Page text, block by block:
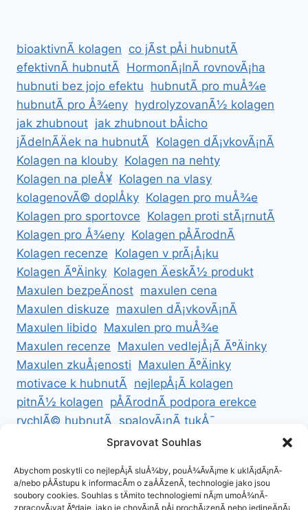
bioaktivnÃ­ kolagen co jÃ­st pÅi hubnutÃ­
efektivnÃ­ hubnutÃ­ HormonÃ¡lnÃ­ rovnovÃ¡ha
hubnuti bez jojo efektu hubnutÃ­ pro muÅ¾e
hubnutÃ­ pro Å¾eny hydrolyzovanÃ½ kolagen
jak zhubnout jak zhubnout bÅicho
jÃ­delnÃ­Äek na hubnutÃ­ Kolagen dÃ¡vkovÃ¡nÃ­
Kolagen na klouby Kolagen na nehty
Kolagen na pleÅ¥ Kolagen na vlasy
kolagenovÃ© doplÅky Kolagen pro muÅ¾e
Kolagen pro sportovce Kolagen proti stÃ¡rnutÃ­
Kolagen pro Å¾eny Kolagen pÅÃ­rodnÃ­
Kolagen recenze Kolagen v prÃ¡Å¡ku
Kolagen ÃºÄinky Kolagen ÄeskÃ½ produkt
Maxulen bezpeÄnost maxulen cena
Maxulen diskuze maxulen dÃ¡vkovÃ¡nÃ­
Maxulen libido Maxulen pro muÅ¾e
Maxulen recenze Maxulen vedlejÅ¡Ã­ ÃºÄinky
Maxulen zkuÅ¡enosti Maxulen ÃºÄinky
motivace k hubnutÃ­ nejlepÅ¡Ã­ kolagen
pitnÃ½ kolagen pÅÃ­rodnÃ­ podpora erekce
rychlÃ© hubnutÃ­ spalovÃ¡nÃ­ tukÅ¯
ZdravÃ© hubnutÃ­ ZdravÃ© recepty na hubnutÃ­
Spravovat Souhlas
Abychom poskytli co nejlepÅ¡Ã­ sluÅ¾by, pouÅ¾Ã­vÃ¡me k uklÃ¡dÃ¡nÃ­
a/nebo pÅÃ­stupu k informacÃ­m o zaÅÃ­zenÃ­, technologie jako jsou
soubory cookies. Souhlas s tÄmito technologiemi nÃ¡m umoÅ¾nÃ­
zpracovÃ¡vat Ãºdaje, jako je chovÃ¡nÃ­ pÅi prochÃ¡zenÃ­ nebo jedineÄnÃ¡